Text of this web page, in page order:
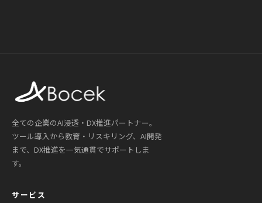
全ての企業のAI浸透・DX推進パートナー。
ツール導入から教育・リスキリング、AI開発
まで、DX推進を一気通貫でサポートしま
す。
サービス